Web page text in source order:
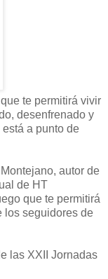
te permitirá vivir
desenfrenado y
a punto de
autor de
de HT
que te permitirá
los seguidores de
las XXII Jornadas